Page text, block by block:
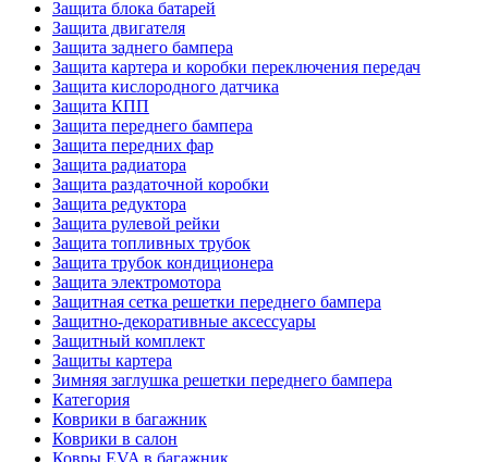
Защита блока батарей
Защита двигателя
Защита заднего бампера
Защита картера и коробки переключения передач
Защита кислородного датчика
Защита КПП
Защита переднего бампера
Защита передних фар
Защита радиатора
Защита раздаточной коробки
Защита редуктора
Защита рулевой рейки
Защита топливных трубок
Защита трубок кондиционера
Защита электромотора
Защитная сетка решетки переднего бампера
Защитно-декоративные аксессуары
Защитный комплект
Защиты картера
Зимняя заглушка решетки переднего бампера
Категория
Коврики в багажник
Коврики в салон
Ковры EVA в багажник